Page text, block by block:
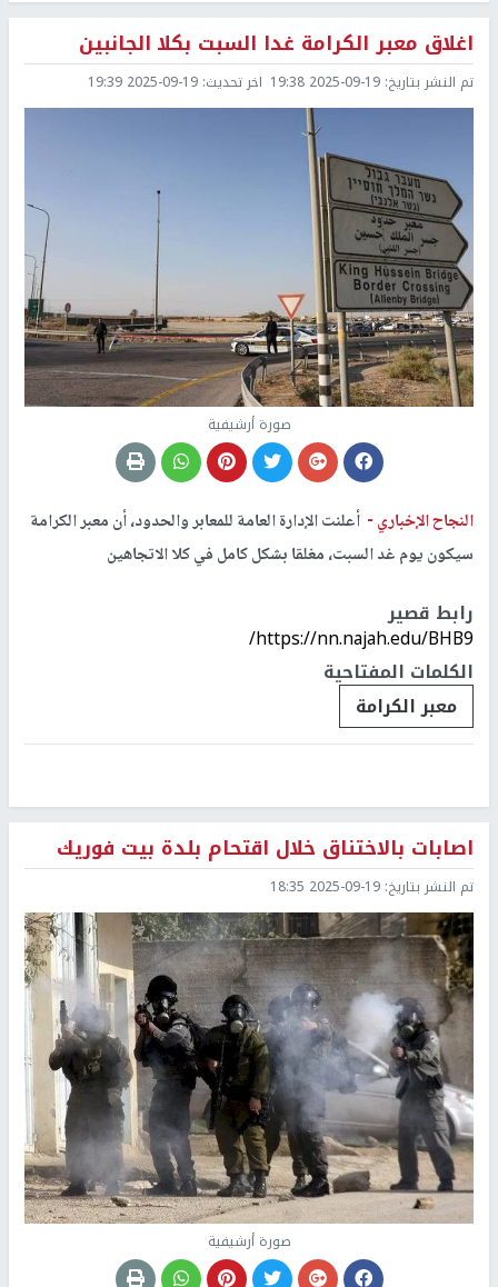
اغلاق معبر الكرامة غدا السبت بكلا الجانبين
تم النشر بتاريخ: 2025-09-19 19:38 اخر تحديث: 2025-09-19 19:39
صورة أرشيفية
النجاح الإخباري - أعلنت الإدارة العامة للمعابر والحدود، أن معبر الكرامة
سيكون يوم غد السبت، مغلقا بشكل كامل في كلا الاتجاهين
رابط قصير
https://nn.najah.edu/BHB9/
الكلمات المفتاحية
معبر الكرامة
اصابات بالاختناق خلال اقتحام بلدة بيت فوريك
تم النشر بتاريخ: 2025-09-19 18:35
صورة أرشيفية